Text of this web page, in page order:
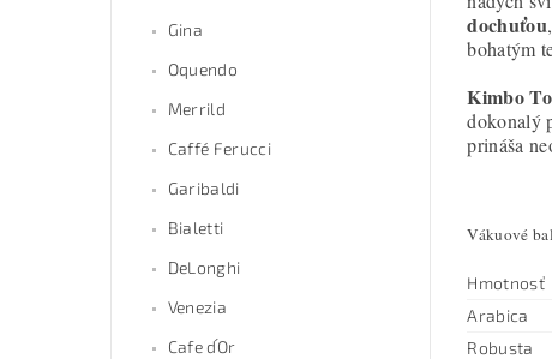
Gina
Oquendo
Merrild
Caffé Ferucci
Garibaldi
Bialetti
DeLonghi
Venezia
Cafe d´Or
dochuťou
bohatým
Kimbo
dokonalý
prináša
Vákuové
Hmotnosť
Arabica
Robusta